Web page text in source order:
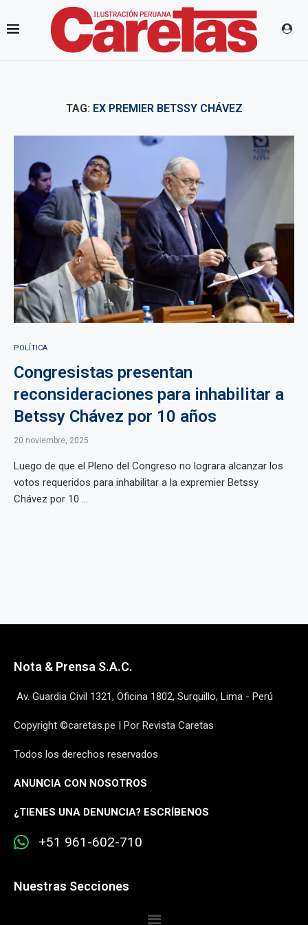
TAG: EX PREMIER BETSSY CHÁVEZ
POLÍTICA
Congresistas presentan
reconsideraciones para inhabilitar a
Betssy Chávez por 10 años
20 noviembre, 2025
Luego de que el Pleno del Congreso no lograra alcanzar los
votos requeridos para inhabilitar a la expremier Betssy
Chávez por 10 ...
Nota & Prensa S.A.C.
Av. Guardia Civil 1321, Oficina 1802, Surquillo, Lima - Perú
Copyright ©caretas.pe | Por Revista Caretas
Todos los derechos reservados
ANUNCIA CON NOSOTROS
¿TIENES UNA DENUNCIA? ESCRÍBENOS
+51 961-602-710
Nuestras Secciones